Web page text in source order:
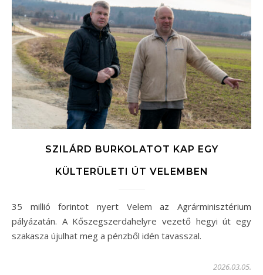
SZILÁRD BURKOLATOT KAP EGY
KÜLTERÜLETI ÚT VELEMBEN
35 millió forintot nyert Velem az Agrárminisztérium
pályázatán. A Kőszegszerdahelyre vezető hegyi út egy
szakasza újulhat meg a pénzből idén tavasszal.
2026.03.05.